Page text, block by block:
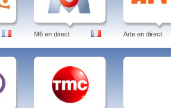
M6 en direct Arte en direct